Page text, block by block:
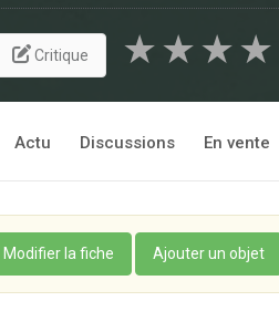
Critique ★
★
★
★
Actu Discussions En vente
Modifier la fiche Ajouter un objet